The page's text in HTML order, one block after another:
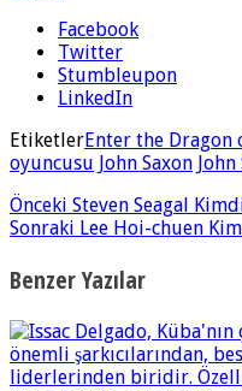
Facebook
Twitter
Stumbleupon
LinkedIn
EtiketlerEnter the Dragon
oyuncusu John Saxon
Önceki Steven Seagal
Sonraki Lee Hoi-chuen
Benzer Yazılar